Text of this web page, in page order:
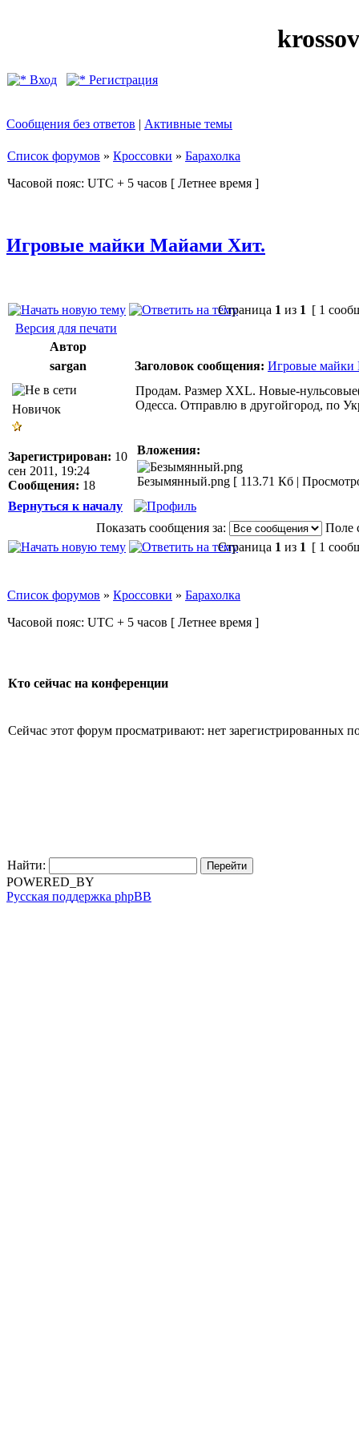
Вход Регистрация
Сообщения без ответов | Активные темы
Список форумов » Кроссовки » Барахолка
Часовой пояс: UTC + 5 часов [ Летнее время ]
Игровые майки Майами Хит.
Страница 1 из 1 [ 1
Версия для печати
Автор
sargan
Заголовок сообщения: Игровые
Новичок
Зарегистрирован: 10
сен 2011, 19:24
Сообщения: 18
Продам. Размер XXL. Новые-
Одесса. Отправлю в другойгород, по
Вложения:
Безымянный.png [ 113.71 Кб |
Вернуться к началу
Показать сообщения за:
Поле
Страница 1 из 1 [ 1
Список форумов » Кроссовки » Барахолка
Часовой пояс: UTC + 5 часов [ Летнее время ]
Кто сейчас на конференции
Сейчас этот форум просматривают: нет зарегистрированных
Найти:
POWERED_BY
Русская поддержка phpBB